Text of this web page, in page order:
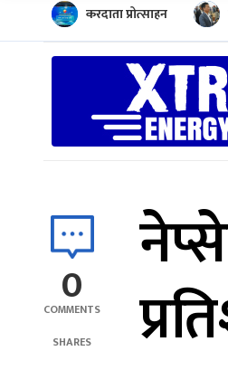
करदाता प्रोत्साहन
0
COMMENTS
SHARES